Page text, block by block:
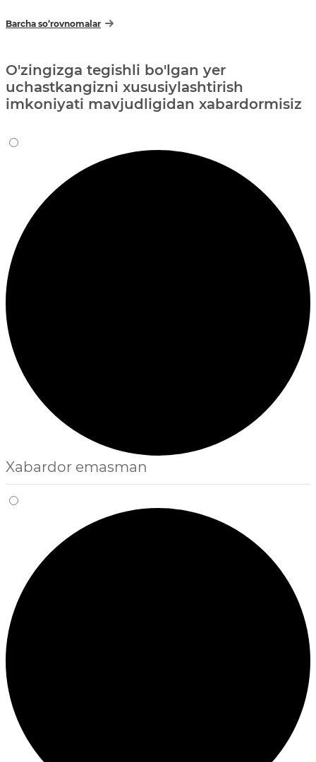
Barcha so‘rovnomalar
O'zingizga tegishli bo'lgan yer
uchastkangizni xususiylashtirish
imkoniyati mavjudligidan xabardormisiz
Xabardor emasman